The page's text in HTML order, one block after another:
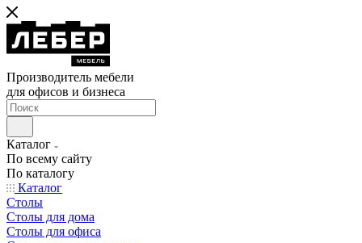
Производитель мебели
для офисов и бизнеса
Каталог
По всему сайту
По каталогу
Каталог
Столы
Столы для дома
Столы для офиса